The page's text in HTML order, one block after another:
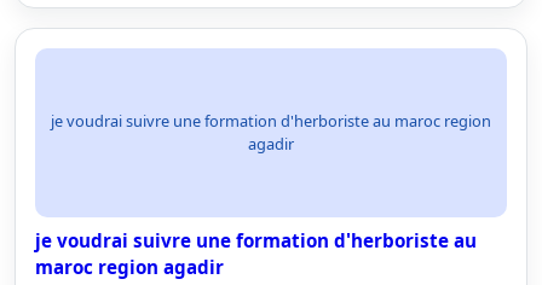
je voudrai suivre une formation d'herboriste au maroc region
agadir
je voudrai suivre une formation d'herboriste au
maroc region agadir